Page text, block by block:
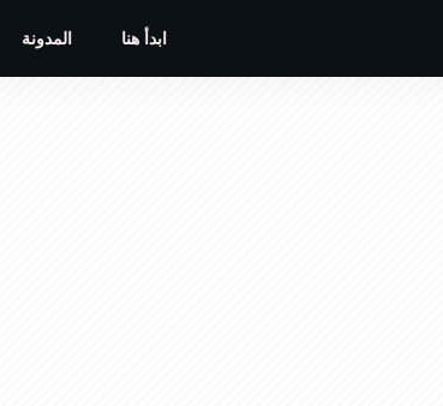
ابدأ هنا المدونة